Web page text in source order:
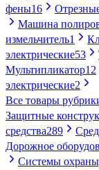
фены16
Машина
измельчитель1
электрические53
Мультипликатор12
электрические2
Все товары
Защитные
средства289
Дорожное
Системы